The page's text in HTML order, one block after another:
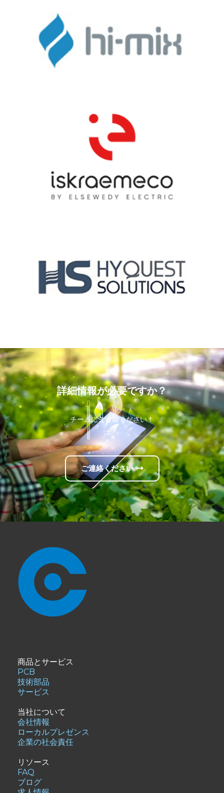
詳細情報が必要ですか？
チームにご連絡ください！
ご連絡ください
商品とサービス
PCB
技術部品
サービス
当社について
会社情報
ローカルプレゼンス
企業の社会責任
リソース
FAQ
ブログ